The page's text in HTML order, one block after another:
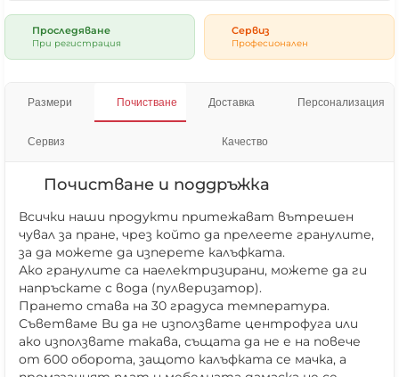
Проследяване
При регистрация
Сервиз
Професионален
Размери Почистване Доставка Персонализация
Сервиз Качество
Почистване и поддръжка
Всички наши продукти притежават вътрешен
чувал за пране, чрез който да прелеете гранулите,
за да можете да изперете калъфката.
Ако гранулите са наелектризирани, можете да ги
напръскате с вода (пулверизатор).
Прането става на 30 градуса температура.
Съветваме Ви да не използвате центрофуга или
ако използвате такава, същата да не е на повече
от 600 оборота, защото калъфката се мачка, а